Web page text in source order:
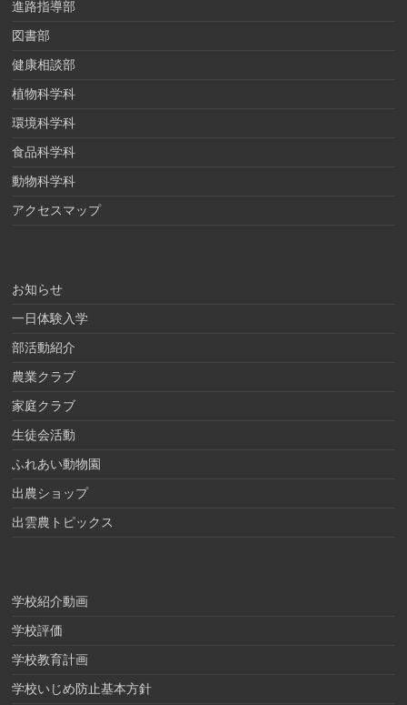
進路指導部
図書部
健康相談部
植物科学科
環境科学科
食品科学科
動物科学科
アクセスマップ
お知らせ
一日体験入学
部活動紹介
農業クラブ
家庭クラブ
生徒会活動
ふれあい動物園
出農ショップ
出雲農トピックス
学校紹介動画
学校評価
学校教育計画
学校いじめ防止基本方針